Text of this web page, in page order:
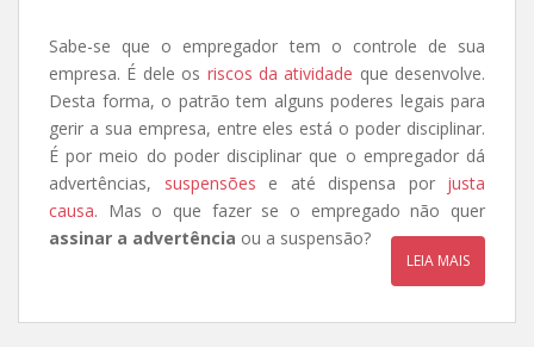
Sabe-se que o empregador tem o controle de sua
empresa. É dele os riscos da atividade que desenvolve.
Desta forma, o patrão tem alguns poderes legais para
gerir a sua empresa, entre eles está o poder disciplinar.
É por meio do poder disciplinar que o empregador dá
advertências, suspensões e até dispensa porjusta
causa. Mas o que fazer se o empregado não quer
assinar a advertência ou a suspensão?
LEIA MAIS